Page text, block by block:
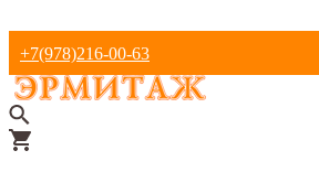
+7(978)216-00-63